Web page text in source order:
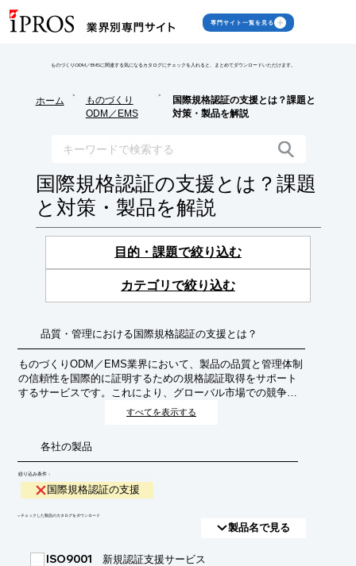
専門サイト一覧を見る
ものづくりODM／EMSに関連する気になるカタログにチェックを入れると、まとめてダウンロードいただけます。
ホーム
>
ものづくり
ODM／EMS
>
国際規格認証の支援とは？課題と
対策・製品を解説
国際規格認証の支援とは？課題
と対策・製品を解説
目的・課題で絞り込む
カテゴリで絞り込む
品質・管理における国際規格認証の支援とは？
ものづくりODM／EMS業界において、製品の品質と管理体制
の信頼性を国際的に証明するための規格認証取得をサポート
するサービスです。これにより、グローバル市場での競争力
強化、顧客からの信頼獲得、リスク低減を目指します。
すべてを表示する
各社の製品
絞り込み条件：
国際規格認証の支援
​▼チェックした製品のカタログをダウンロード
製品名で見る
ISO9001 新規認証支援サービス